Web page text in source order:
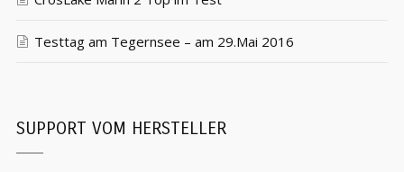
Testtag am Tegernsee – am 29.Mai 2016
SUPPORT VOM HERSTELLER